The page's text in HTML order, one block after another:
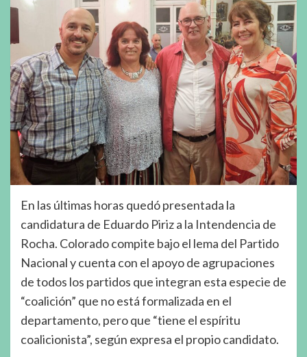
En las últimas horas quedó presentada la
candidatura de Eduardo Piriz a la Intendencia de
Rocha. Colorado compite bajo el lema del Partido
Nacional y cuenta con el apoyo de agrupaciones
de todos los partidos que integran esta especie de
“coalición” que no está formalizada en el
departamento, pero que “tiene el espíritu
coalicionista”, según expresa el propio candidato.